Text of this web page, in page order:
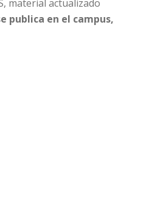
material actualizado
publica en el campus,